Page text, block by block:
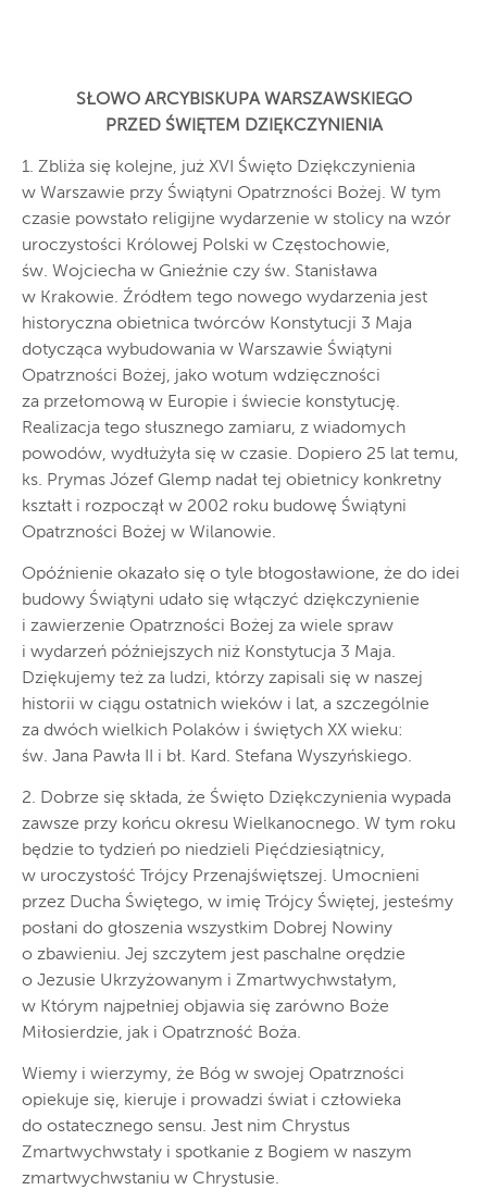
SŁOWO ARCYBISKUPA WARSZAWSKIEGO
PRZED ŚWIĘTEM DZIĘKCZYNIENIA
1. Zbliża się kolejne, już XVI Święto Dziękczynienia
w Warszawie przy Świątyni Opatrzności Bożej. W tym
czasie powstało religijne wydarzenie w stolicy na wzór
uroczystości Królowej Polski w Częstochowie,
św. Wojciecha w Gnieźnie czy św. Stanisława
w Krakowie. Źródłem tego nowego wydarzenia jest
historyczna obietnica twórców Konstytucji 3 Maja
dotycząca wybudowania w Warszawie Świątyni
Opatrzności Bożej, jako wotum wdzięczności
za przełomową w Europie i świecie konstytucję.
Realizacja tego słusznego zamiaru, z wiadomych
powodów, wydłużyła się w czasie. Dopiero 25 lat temu,
ks. Prymas Józef Glemp nadał tej obietnicy konkretny
kształt i rozpoczął w 2002 roku budowę Świątyni
Opatrzności Bożej w Wilanowie.
Opóźnienie okazało się o tyle błogosławione, że do idei
budowy Świątyni udało się włączyć dziękczynienie
i zawierzenie Opatrzności Bożej za wiele spraw
i wydarzeń późniejszych niż Konstytucja 3 Maja.
Dziękujemy też za ludzi, którzy zapisali się w naszej
historii w ciągu ostatnich wieków i lat, a szczególnie
za dwóch wielkich Polaków i świętych XX wieku:
św. Jana Pawła II i bł. Kard. Stefana Wyszyńskiego.
2. Dobrze się składa, że Święto Dziękczynienia wypada
zawsze przy końcu okresu Wielkanocnego. W tym roku
będzie to tydzień po niedzieli Pięćdziesiątnicy,
w uroczystość Trójcy Przenajświętszej. Umocnieni
przez Ducha Świętego, w imię Trójcy Świętej, jesteśmy
posłani do głoszenia wszystkim Dobrej Nowiny
o zbawieniu. Jej szczytem jest paschalne orędzie
o Jezusie Ukrzyżowanym i Zmartwychwstałym,
w Którym najpełniej objawia się zarówno Boże
Miłosierdzie, jak i Opatrzność Boża.
Wiemy i wierzymy, że Bóg w swojej Opatrzności
opiekuje się, kieruje i prowadzi świat i człowieka
do ostatecznego sensu. Jest nim Chrystus
Zmartwychwstały i spotkanie z Bogiem w naszym
zmartwychwstaniu w Chrystusie.